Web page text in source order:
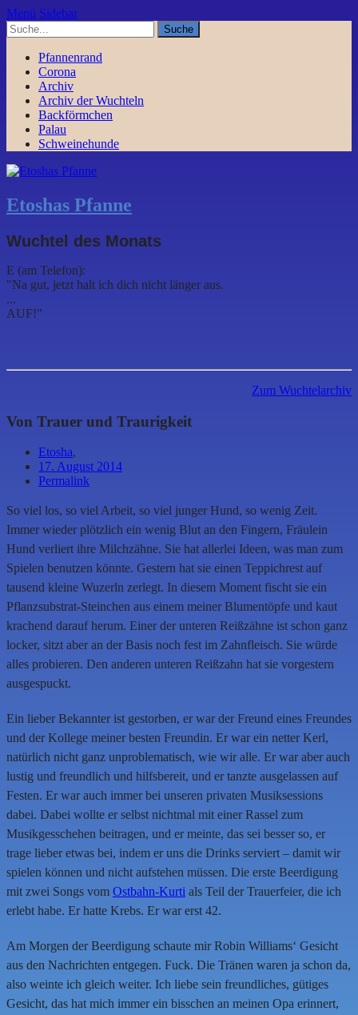
Menü Sidebar
Pfannenrand
Corona
Archiv
Archiv der Wuchteln
Backförmchen
Palau
Schweinehunde
Etoshas Pfanne
Wuchtel des Monats
E (am Telefon):
"Na gut, jetzt halt ich dich nicht länger aus.
...
AUF!"
Zum Wuchtelarchiv
Von Trauer und Traurigkeit
Etosha,
17. August 2014
Permalink
So viel los, so viel Arbeit, so viel junger Hund, so wenig Zeit.
Immer wieder plötzlich ein wenig Blut an den Fingern, Fräulein
Hund verliert ihre Milchzähne. Sie hat allerlei Ideen, was man zum
Spielen benutzen könnte. Gestern hat sie einen Teppichrest auf
tausend kleine Wuzerln zerlegt. In diesem Moment fischt sie ein
Pflanzsubstrat-Steinchen aus einem meiner Blumentöpfe und kaut
krachend darauf herum. Einer der unteren Reißzähne ist schon ganz
locker, sitzt aber an der Basis noch fest im Zahnfleisch. Sie würde
alles probieren. Den anderen unteren Reißzahn hat sie vorgestern
ausgespuckt.
Ein lieber Bekannter ist gestorben, er war der Freund eines Freundes
und der Kollege meiner besten Freundin. Er war ein netter Kerl,
natürlich nicht ganz unproblematisch, wie wir alle. Er war aber auch
lustig und freundlich und hilfsbereit, und er tanzte ausgelassen auf
Festen. Er war auch immer bei unseren privaten Musiksessions
dabei. Dabei wollte er selbst nichtmal mit einer Rassel zum
Musikgesschehen beitragen, und er meinte, das sei besser so, er
trage lieber etwas bei, indem er uns die Drinks serviert – damit wir
spielen können und nicht aufstehen müssen. Die erste Beerdigung
mit zwei Songs vom Ostbahn-Kurti als Teil der Trauerfeier, die ich
erlebt habe. Er hatte Krebs. Er war erst 42.
Am Morgen der Beerdigung schaute mir Robin Williams‘ Gesicht
aus den Nachrichten entgegen. Fuck. Die Tränen waren ja schon da,
also weinte ich gleich weiter. Ich liebe sein freundliches, gütiges
Gesicht, das hat mich immer ein bisschen an meinen Opa erinnert,